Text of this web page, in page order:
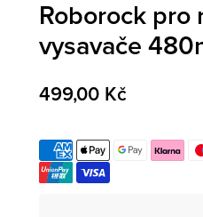
Roborock pro
vysavače
499,00 Kč